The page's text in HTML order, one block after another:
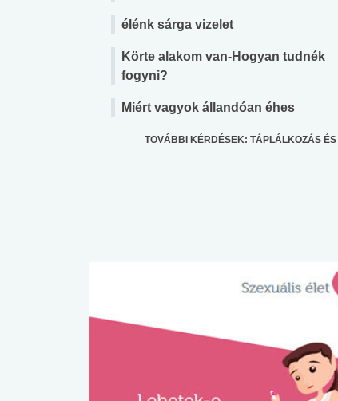
élénk sárga vizelet
Körte alakom van-Hogyan tudnék
fogyni?
Miért vagyok állandóan éhes
TOVÁBBI KÉRDÉSEK: TÁPLÁLKOZÁS ÉS